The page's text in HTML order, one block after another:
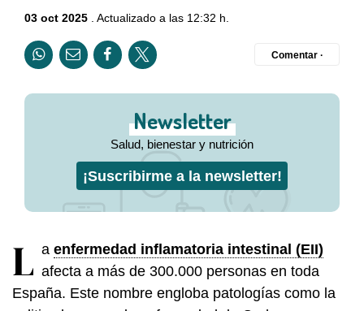
03 oct 2025 . Actualizado a las 12:32 h.
Comentar ·
Newsletter
Salud, bienestar y nutrición
¡Suscribirme a la newsletter!
L a enfermedad inflamatoria intestinal (EII)
afecta a más de 300.000 personas en toda
España. Este nombre engloba patologías como la